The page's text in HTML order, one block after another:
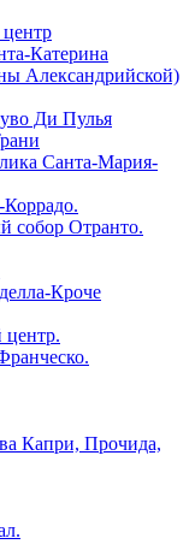
Катерина
Александрийской)
Ди Пулья
Санта-Мария-
собор Отранто.
Кроче
центр.
Капри, Прочида,